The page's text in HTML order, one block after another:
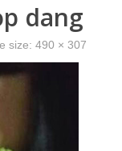
dang
size: 490 × 307